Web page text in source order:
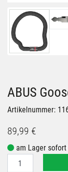
ABUS
Artikelnummer:
89,99 €
am Lager